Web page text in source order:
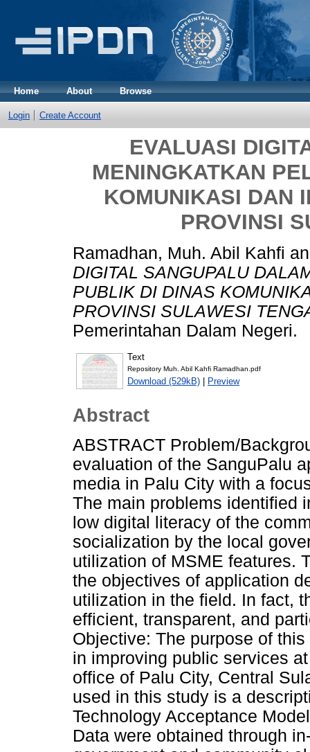
Home About Browse
Login Create Account
EVALUASI
MENINGKATKAN
KOMUNIKASI DAN
PROVINSI
Ramadhan, Muh. Abil Kahfi
DIGITAL SANGUPALU
PUBLIK DI DINAS
PROVINSI SULAWESI
Pemerintahan Dalam Negeri.
Text
Repository Muh. Abil Kahfi Ramadhan.pdf
Download (529kB) | Preview
Abstract
ABSTRACT Problem/
evaluation of the SanguPalu
media in Palu City with a
The main problems identified
low digital literacy of the
socialization by the local
utilization of MSME features.
the objectives of application
utilization in the field. In fact,
efficient, transparent, and
Objective: The purpose of
in improving public services
office of Palu City, Central
used in this study is a
Technology Acceptance
Data were obtained through